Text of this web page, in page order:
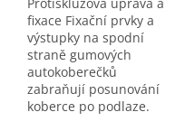
fixace Fixační prvky a
výstupky na spodní
straně gumových
autokoberečků
zabraňují posunování
koberce po podlaze.